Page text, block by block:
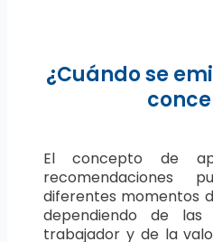
¿Cuándo se
El concepto de
recomendaciones
diferentes momentos
dependiendo de
trabajador y de la